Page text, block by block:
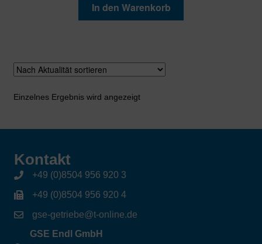
In den Warenkorb
Einzelnes Ergebnis wird angezeigt
Kontakt
+49 (0)8504 956 920 3
+49 (0)8504 956 920 4
gse-getriebe@t-online.de
GSE Endl GmbH